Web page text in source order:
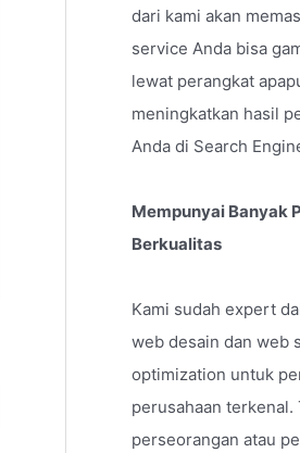
dari kami akan
service Anda bisa
lewat perangkat
meningkatkan hasil
Anda di Search
Mempunyai Banyak
Berkualitas
Kami sudah expert
web desain dan web
optimization untuk
perusahaan terkenal.
perseorangan atau